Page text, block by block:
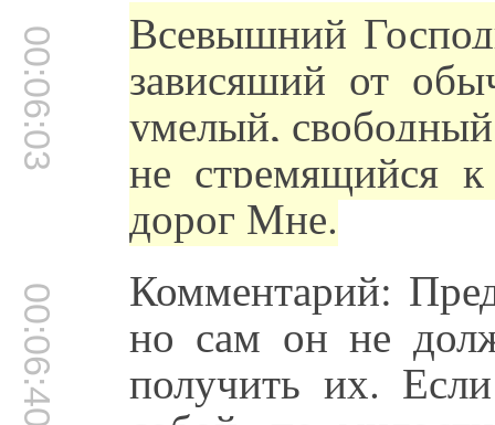
00:06:03 Всевышний
зависящий от
умелый, свободный
не стремящийся
дорог Мне.
00:06:40 Комментарий:
но сам он не
получить их.